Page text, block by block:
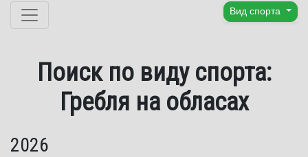
Перейти к содержанию Вид спорта
Поиск по виду спорта:
Гребля на обласах
2026